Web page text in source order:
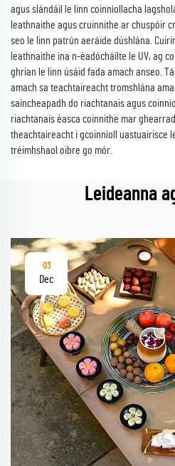
agus slándáil le linn coinníollacha
leathnaithe agus cruinnithe ar chuspóir
seo le linn patrún aeráide dúshlána.
leathnaithe ina n-éadócháilte le UV, ag
ghrian le linn úsáid fada amach anseo.
amach sa teachtaireacht tromshlána
saincheapadh do riachtanais agus
riachtanais éasca coinnithe mar
theachtaireacht i gcoinníoll uastuairisce
tréimhshaol oibre go mór.
Leideanna
03
Dec